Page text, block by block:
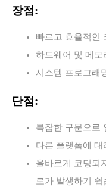
장점:
빠르고 효율적인
하드웨어 및 메모
시스템 프로그래
단점:
복잡한 구문으로
다른 플랫폼에
올바르게 코딩되
로가 발생하기 쉽